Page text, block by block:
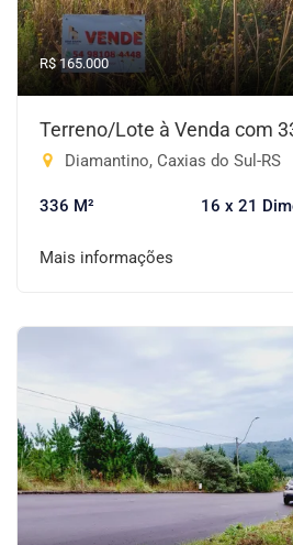
R$ 165.000
Terreno/Lote à Venda com
Diamantino, Caxias do Sul-RS
336 M² 16 x 21
Mais informações